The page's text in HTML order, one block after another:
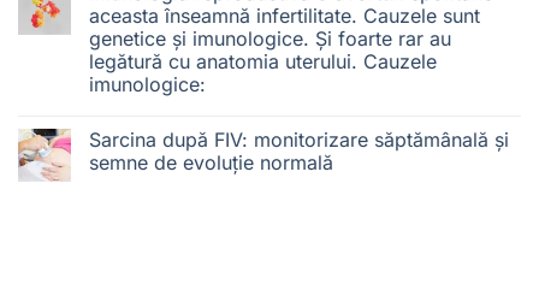
aceasta înseamnă infertilitate. Cauzele sunt
genetice și imunologice. Și foarte rar au
legătură cu anatomia uterului. Cauzele
imunologice:
Sarcina după FIV: monitorizare săptămânală și
semne de evoluție normală